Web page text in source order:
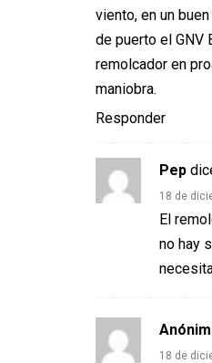
viento, en un
de puerto el GNV
remolcador en
maniobra.
Responder
Pep
18 de
El
no hay
18 de